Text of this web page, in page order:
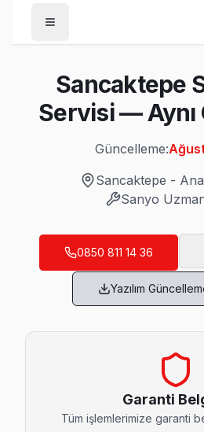
Sancaktepe
/Sanyo
Son Güncelleme:Ağustos 2026
Sancaktepe'da
Abdurrahman Gazi
Abdurrahman Gazi mahallesi
Akpınar Sanyo Servis
Akpınar mahallesi Sanyo
Sancaktepe TV Servis
Sancaktepe
Servisi — Aynı
Güncelleme:
Sancaktepe -
Sanyo
0850 811 14 36
Yazılım
Garanti
Tüm işlemlerimize garanti